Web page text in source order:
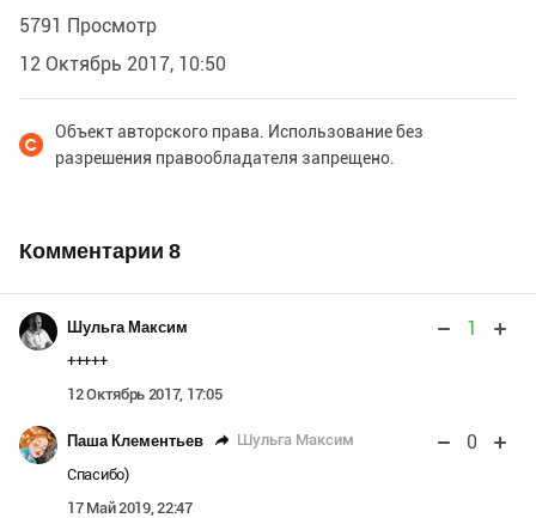
5791 Просмотр
12 Октябрь 2017, 10:50
Объект авторского права. Использование без
разрешения правообладателя запрещено.
Комментарии 8
Шульга Максим 1
+++++
12 Октябрь 2017, 17:05
Паша Клементьев Шульга Максим 0
Спасибо)
17 Май 2019, 22:47